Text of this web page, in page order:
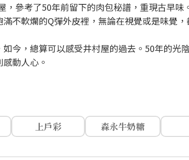
，參考了50年前留下的肉包秘譜，重現古早味
不軟爛的Q彈外皮裡，無論在視覺或是味覺，
今，總算可以感受井村屋的過去。50年的光
動人心。
上戶彩 森永牛奶糖